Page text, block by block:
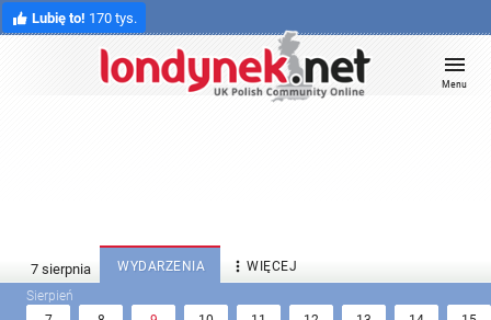
Lubię to! 170 tys.
Menu
WYDARZENIA  WIĘCEJ